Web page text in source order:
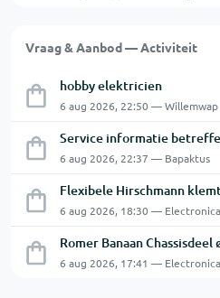
Vraag & Aanbod — Activiteit
hobby elektricien
6 aug 2026, 22:50 — Willemwap
6 aug 2026, 22:37 — Bapaktus
6 aug 2026, 18:30 —
Romer Banaan Chassisdeel
6 aug 2026, 17:41 —